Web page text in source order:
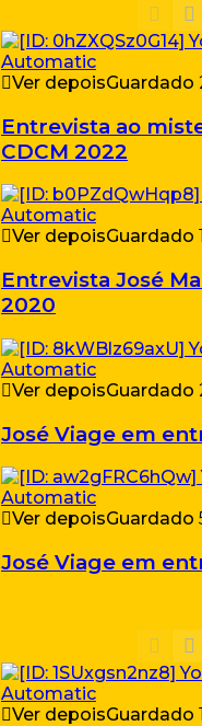
Ver depoisGuardado
Entrevista ao
CDCM 2022
Ver depoisGuardado
Entrevista José
2020
Ver depoisGuardado
José Viage em
Ver depoisGuardado
José Viage em
Ver depoisGuardado